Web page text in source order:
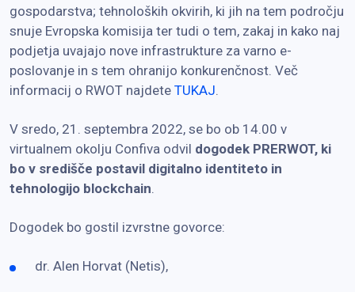
gospodarstva; tehnoloških okvirih, ki jih na tem področju
snuje Evropska komisija ter tudi o tem, zakaj in kako naj
podjetja uvajajo nove infrastrukture za varno e-
poslovanje in s tem ohranijo konkurenčnost. Več
informacij o RWOT najdete TUKAJ
V sredo, 21. septembra 2022, se bo ob 14.00 v
virtualnem okolju Confiva odvil dogodek PRERWOT, ki
bo v središče postavil digitalno identiteto in
tehnologijo blockchain
Dogodek bo gostil izvrstne govorce:
dr. Alen Horvat (Netis),